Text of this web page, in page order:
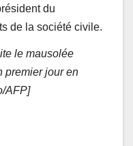
du
de la société civile.
le mausolée
premier jour en
AFP]